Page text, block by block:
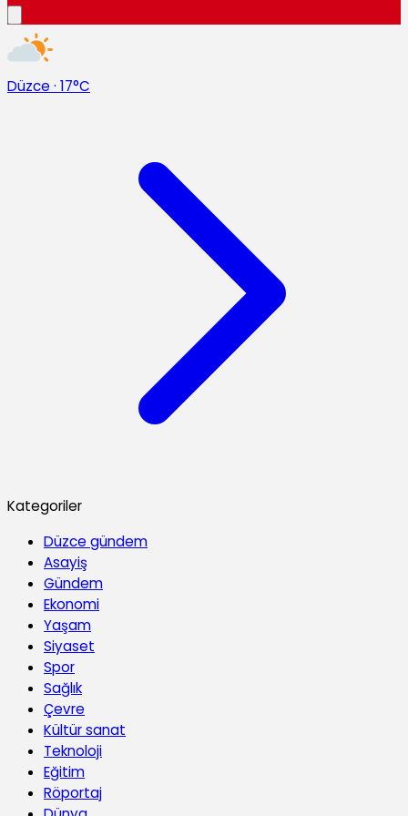
Düzce · 17°C
Kategoriler
Düzce gündem
Asayiş
Gündem
Ekonomi
Yaşam
Siyaset
Spor
Sağlık
Çevre
Kültür sanat
Teknoloji
Eğitim
Röportaj